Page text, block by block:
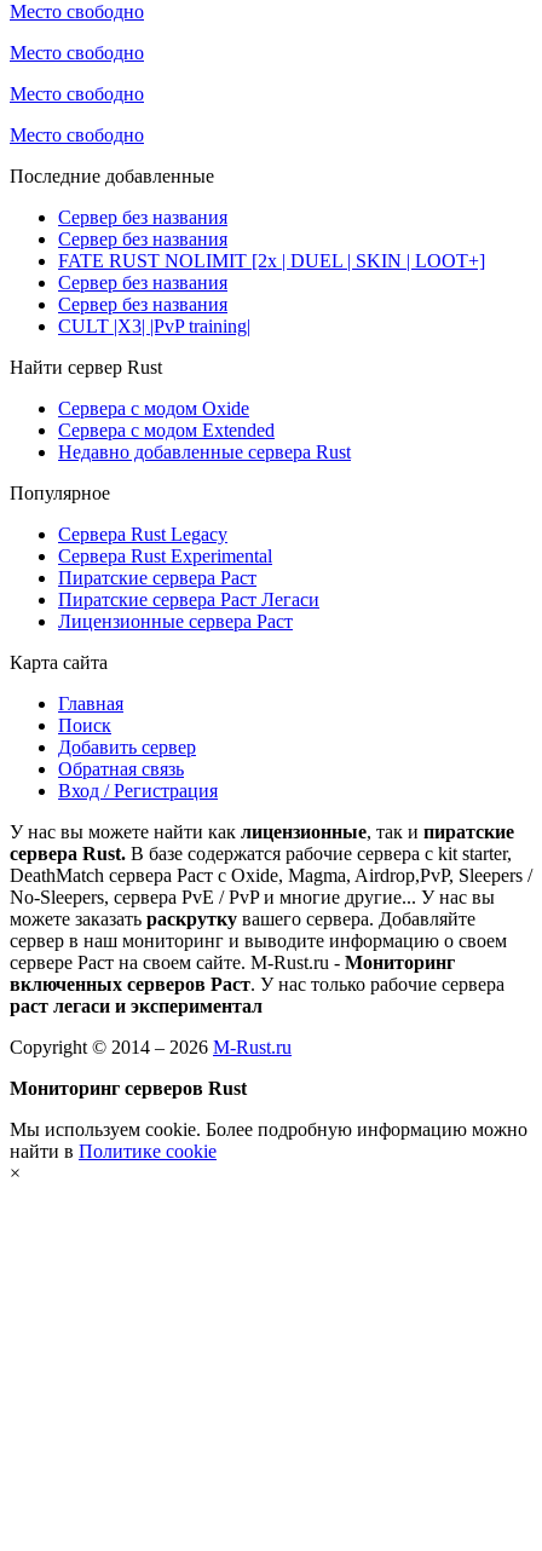
Место свободно
Место свободно
Место свободно
Место свободно
Последние добавленные
Сервер без названия
Сервер без названия
FATE RUST NOLIMIT [2x | DUEL | SKIN | LOOT+]
Сервер без названия
Сервер без названия
CULT |X3| |PvP training|
Найти сервер Rust
Сервера с модом Oxide
Сервера с модом Extended
Недавно добавленные сервера Rust
Популярное
Сервера Rust Legacy
Сервера Rust Experimental
Пиратские сервера Раст
Пиратские сервера Раст Легаси
Лицензионные сервера Раст
Карта сайта
Главная
Поиск
Добавить сервер
Обратная связь
Вход / Регистрация
У нас вы можете найти как лицензионные, так и пиратские
сервера Rust. В базе содержатся рабочие сервера с kit starter,
DeathMatch сервера Раст c Oxide, Magma, Airdrop,PvP, Sleepers /
No-Sleepers, сервера PvE / PvP и многие другие... У нас вы
можете заказать раскрутку вашего сервера. Добавляйте
сервер в наш мониторинг и выводите информацию о своем
сервере Раст на своем сайте. M-Rust.ru - Мониторинг
включенных серверов Раст. У нас только рабочие сервера
раст легаси и экспериментал
Copyright © 2014 – 2026 M-Rust.ru
Мониторинг серверов Rust
Мы используем cookie. Более подробную информацию можно
найти в Политике cookie
×